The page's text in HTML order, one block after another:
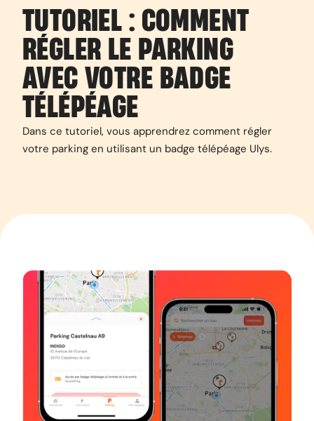
TUTORIEL : COMMENT
RÉGLER LE PARKING
AVEC VOTRE BADGE
TÉLÉPÉAGE
Dans ce tutoriel, vous apprendrez comment régler
votre parking en utilisant un badge télépéage Ulys.